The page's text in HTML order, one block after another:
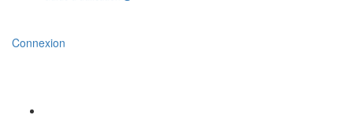
Connexion